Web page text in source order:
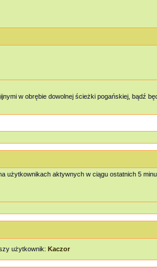
w obrębie dowolnej ścieżki pogańskiej, bądź
użytkownikach aktywnych w ciągu ostatnich 5
użytkownik: Kaczor